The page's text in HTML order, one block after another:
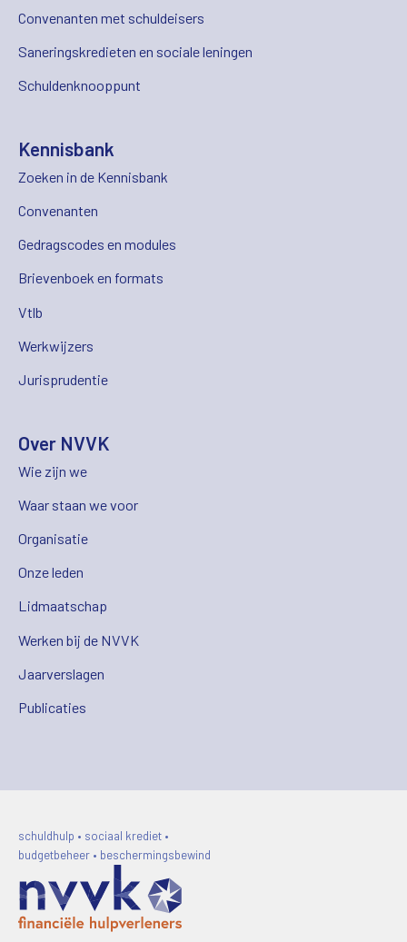
Convenanten met schuldeisers
Saneringskredieten en sociale leningen
Schuldenknooppunt
Kennisbank
Zoeken in de Kennisbank
Convenanten
Gedragscodes en modules
Brievenboek en formats
Vtlb
Werkwijzers
Jurisprudentie
Over NVVK
Wie zijn we
Waar staan we voor
Organisatie
Onze leden
Lidmaatschap
Werken bij de NVVK
Jaarverslagen
Publicaties
schuldhulp • sociaal krediet •
budgetbeheer • beschermingsbewind